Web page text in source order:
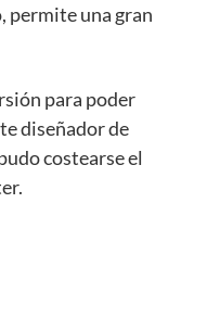
permite una gran
para poder
diseñador de
costearse el